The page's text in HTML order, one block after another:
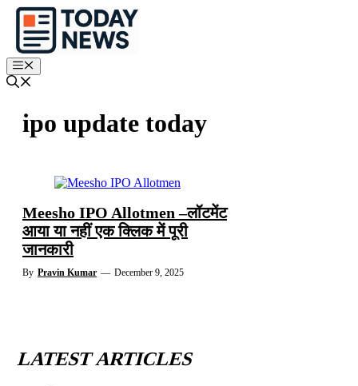
Skip
content
Menu
ipo update today
Meesho IPO Allotmen –लॉटमेंट
आया या नहीं एक क्लिक में पूरी
जानकारी
By Pravin Kumar — December 9, 2025
LATEST ARTICLES